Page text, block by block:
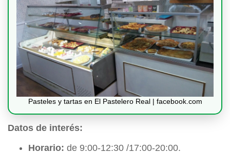
Pasteles y tartas en El Pastelero Real | facebook.com
Datos de interés:
Horario: de 9:00-12:30 /17:00-20:00.